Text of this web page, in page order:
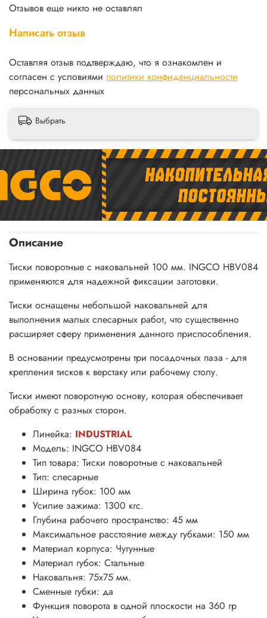
Отзывов еще никто не оставлял
Написать отзыв
Оставляя отзыв подтверждаю, что я ознакомлен и
согласен с условиями политики конфиденциальности
персональных данных
Выбрать
Описание
Тиски поворотные с наковальней 100 мм. INGCO HBV084
применяются для надежной фиксации заготовки.
Тиски оснащены небольшой наковальней для
выполнения малых слесарных работ, что существенно
расширяет сферу применения данного приспособления.
В основании предусмотрены три посадочных паза - для
крепления тисков к верстаку или рабочему столу.
Тиски имеют поворотную основу, которая обеспечивает
обработку с разных сторон.
Линейка: INDUSTRIAL
Модель: INGCO HBV084
Тип товара: Тиски поворотные с наковальней
Тип: слесарные
Ширина губок: 100 мм
Усилие зажима: 1300 кгс.
Глубина рабочего пространство: 45 мм
Максимальное расстояние между губками: 150 мм
Материал корпуса: Чугунные
Материал губок: Стальные
Наковальня: 75х75 мм.
Сменные губки: да
Функция поворота в одной плоскости на 360 гр